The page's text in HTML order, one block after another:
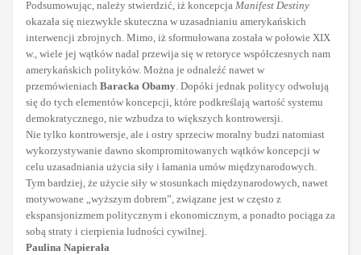
Podsumowując, należy stwierdzić, iż koncepcja Manifest Destiny
okazała się niezwykle skuteczna w uzasadnianiu amerykańskich
interwencji zbrojnych. Mimo, iż sformułowana została w połowie XIX
w., wiele jej wątków nadal przewija się w retoryce współczesnych nam
amerykańskich polityków. Można je odnaleźć nawet w
przemówieniach Baracka Obamy. Dopóki jednak politycy odwołują
się do tych elementów koncepcji, które podkreślają wartość systemu
demokratycznego, nie wzbudza to większych kontrowersji.
Nie tylko kontrowersje, ale i ostry sprzeciw moralny budzi natomiast
wykorzystywanie dawno skompromitowanych wątków koncepcji w
celu uzasadniania użycia siły i łamania umów międzynarodowych.
Tym bardziej, że użycie siły w stosunkach międzynarodowych, nawet
motywowane „wyższym dobrem”, związane jest w często z
ekspansjonizmem politycznym i ekonomicznym, a ponadto pociąga za
sobą straty i cierpienia ludności cywilnej.
Paulina Napierała